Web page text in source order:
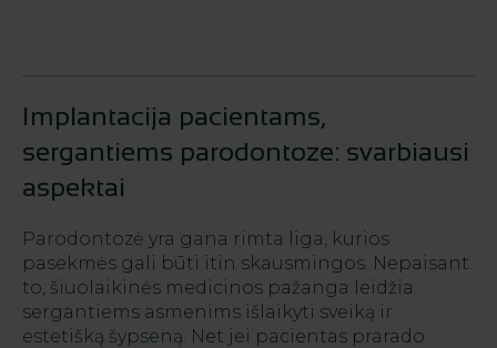
Implantacija pacientams,
sergantiems parodontoze: svarbiausi
aspektai
Parodontozė yra gana rimta liga, kurios
pasekmės gali būti itin skausmingos. Nepaisant
to, šiuolaikinės medicinos pažanga leidžia
sergantiems asmenims išlaikyti sveiką ir
estetišką šypseną. Net jei pacientas prarado